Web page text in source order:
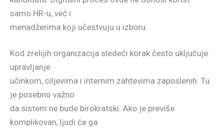
samo HR-u, već i
menadžerima koji učestvuju u izboru.
Kod zrelijih organizacija sledeći korak često uključuje
upravljanje
učinkom, ciljevima i internim zahtevima zaposlenih. Tu
je posebno važno
da sistem ne bude birokratski. Ako je previše
komplikovan, ljudi će ga